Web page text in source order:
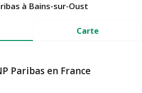
à Bains-sur-Oust
Carte
Paribas en France